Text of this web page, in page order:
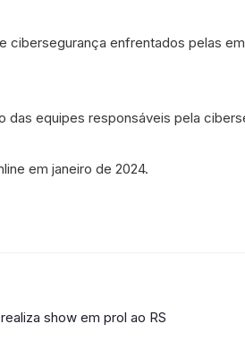
cibersegurança enfrentados pelas
equipes responsáveis pela
em janeiro de 2024.
show em prol ao RS